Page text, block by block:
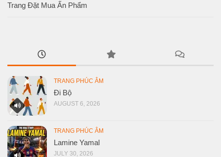
Trang Đặt Mua Ấn Phẩm
TRANG PHÚC ÂM
Đi Bộ
AUGUST 6, 2026
TRANG PHÚC ÂM
Lamine Yamal
JULY 30, 2026